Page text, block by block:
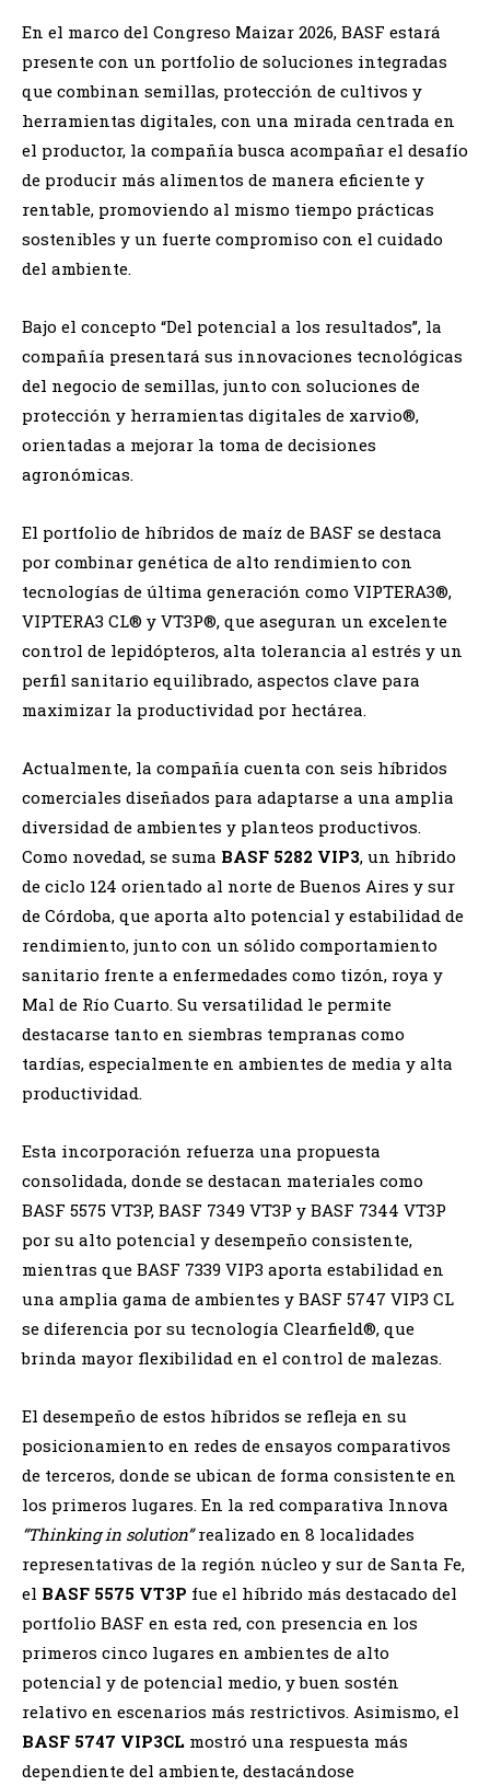
En el marco del Congreso Maizar 2026, BASF estará
presente con un portfolio de soluciones integradas
que combinan semillas, protección de cultivos y
herramientas digitales, con una mirada centrada en
el productor, la compañía busca acompañar el desafío
de producir más alimentos de manera eficiente y
rentable, promoviendo al mismo tiempo prácticas
sostenibles y un fuerte compromiso con el cuidado
del ambiente.
Bajo el concepto “Del potencial a los resultados”, la
compañía presentará sus innovaciones tecnológicas
del negocio de semillas, junto con soluciones de
protección y herramientas digitales de xarvio®,
orientadas a mejorar la toma de decisiones
agronómicas.
El portfolio de híbridos de maíz de BASF se destaca
por combinar genética de alto rendimiento con
tecnologías de última generación como VIPTERA3®,
VIPTERA3 CL® y VT3P®, que aseguran un excelente
control de lepidópteros, alta tolerancia al estrés y un
perfil sanitario equilibrado, aspectos clave para
maximizar la productividad por hectárea.
Actualmente, la compañía cuenta con seis híbridos
comerciales diseñados para adaptarse a una amplia
diversidad de ambientes y planteos productivos.
Como novedad, se suma BASF 5282 VIP3, un híbrido
de ciclo 124 orientado al norte de Buenos Aires y sur
de Córdoba, que aporta alto potencial y estabilidad de
rendimiento, junto con un sólido comportamiento
sanitario frente a enfermedades como tizón, roya y
Mal de Río Cuarto. Su versatilidad le permite
destacarse tanto en siembras tempranas como
tardías, especialmente en ambientes de media y alta
productividad.
Esta incorporación refuerza una propuesta
consolidada, donde se destacan materiales como
BASF 5575 VT3P, BASF 7349 VT3P y BASF 7344 VT3P
por su alto potencial y desempeño consistente,
mientras que BASF 7339 VIP3 aporta estabilidad en
una amplia gama de ambientes y BASF 5747 VIP3 CL
se diferencia por su tecnología Clearfield®, que
brinda mayor flexibilidad en el control de malezas.
El desempeño de estos híbridos se refleja en su
posicionamiento en redes de ensayos comparativos
de terceros, donde se ubican de forma consistente en
los primeros lugares. En la red comparativa Innova
“Thinking in solution”realizado en 8 localidades
representativas de la región núcleo y sur de Santa Fe,
el BASF 5575 VT3P fue el híbrido más destacado del
portfolio BASF en esta red, con presencia en los
primeros cinco lugares en ambientes de alto
potencial y de potencial medio, y buen sostén
relativo en escenarios más restrictivos. Asimismo, el
BASF 5747 VIP3CL mostró una respuesta más
dependiente del ambiente, destacándose